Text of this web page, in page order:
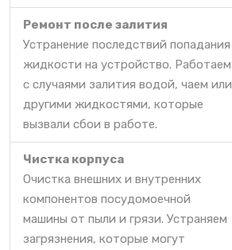
Ремонт после залития
Устранение последствий попадания
жидкости на устройство. Работаем
с случаями залития водой, чаем или
другими жидкостями, которые
вызвали сбои в работе.
Чистка корпуса
Очистка внешних и внутренних
компонентов посудомоечной
машины от пыли и грязи. Устраняем
загрязнения, которые могут